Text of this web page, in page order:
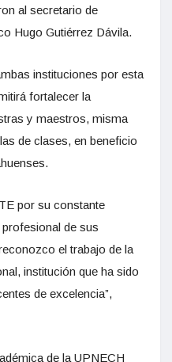
al secretario de
Hugo Gutiérrez Dávila.
instituciones por esta
fortalecer la
y maestros, misma
de clases, en beneficio
por su constante
de sus
el trabajo de la
institución que ha sido
de excelencia”,
de la UPNECH